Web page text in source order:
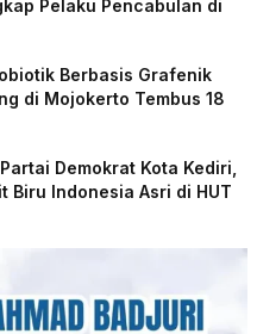
Pelaku Pencabulan di
Berbasis Grafenik
di Mojokerto Tembus 18
Demokrat Kota Kediri,
Biru Indonesia Asri di HUT